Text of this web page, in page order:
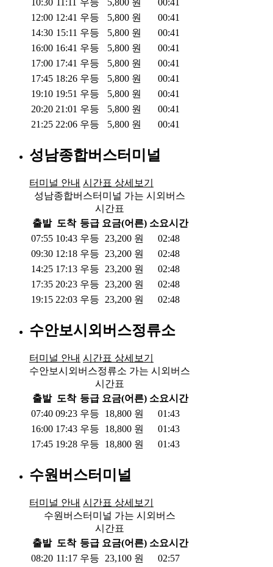
10:30 11:11 우등 5,800 원
00:41
12:00 12:41 우등 5,800 원
00:41
14:30 15:11 우등 5,800 원
00:41
16:00 16:41 우등 5,800 원
00:41
17:00 17:41 우등 5,800 원
00:41
17:45 18:26 우등 5,800 원
00:41
19:10 19:51 우등 5,800 원
00:41
20:20 21:01 우등 5,800 원
00:41
21:25 22:06 우등 5,800 원 00:41
성남종합버스터미널
터미널 안내 시간표 상세보기
성남종합버스터미널 가는 시외버스
시간표
출발 도착 등급 요금(어른) 소요시간
07:55 10:43 우등 23,200 원
02:48
09:30 12:18 우등 23,200 원
02:48
14:25 17:13 우등 23,200 원
02:48
17:35 20:23 우등 23,200 원
02:48
19:15 22:03 우등 23,200 원 02:48
수안보시외버스정류소
터미널 안내 시간표 상세보기
수안보시외버스정류소 가는 시외버스
시간표
출발 도착 등급 요금(어른) 소요시간
07:40 09:23 우등 18,800 원
01:43
16:00 17:43 우등 18,800 원
01:43
17:45 19:28 우등 18,800 원 01:43
수원버스터미널
터미널 안내 시간표 상세보기
수원버스터미널 가는 시외버스
시간표
출발 도착 등급 요금(어른) 소요시간
08:20 11:17 우등 23,100 원
02:57